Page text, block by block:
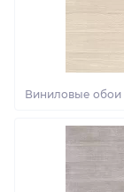
Виниловые обои